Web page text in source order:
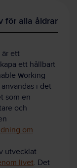
för alla åldrar
är ett
ett hållbart
working
i det
som en
och
om
utvecklat
livet. Det